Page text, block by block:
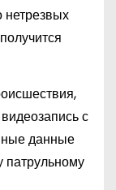
с
данные
патрульному